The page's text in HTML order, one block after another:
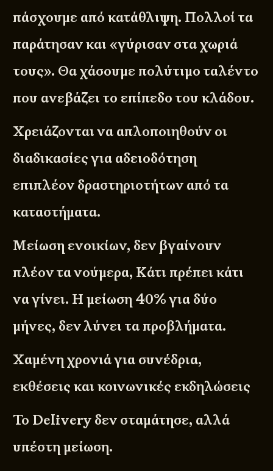
πάσχουμε από κατάθλιψη. Πολλοί τα
παράτησαν και «γύρισαν στα χωριά
τους». Θα χάσουμε πολύτιμο ταλέντο
που ανεβάζει το επίπεδο του κλάδου.
Χρειάζονται να απλοποιηθούν οι
διαδικασίες για αδειοδότηση
επιπλέον δραστηριοτήτων από τα
καταστήματα.
Μείωση ενοικίων, δεν βγαίνουν
πλέον τα νούμερα, Κάτι πρέπει κάτι
να γίνει. Η μείωση 40% για δύο
μήνες, δεν λύνει τα προβλήματα.
Χαμένη χρονιά για συνέδρια,
εκθέσεις και κοινωνικές εκδηλώσεις
Το Delivery δεν σταμάτησε, αλλά
υπέστη μείωση.